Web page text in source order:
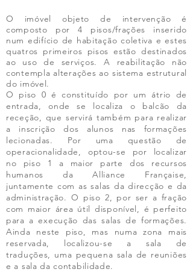
O imóvel objeto de intervenção é
composto por 4 pisos/frações inserido
num edifício de habitação coletiva e estes
quatros primeiros pisos estão destinados
ao uso de serviços. A reabilitação não
contempla alterações ao sistema estrutural
do imóvel.
O piso 0 é constituído por um átrio de
entrada, onde se localiza o balcão da
receção, que servirá também para realizar
a inscrição dos alunos nas formações
lecionadas. Por uma questão de
operacionalidade, optou-se por localizar
no piso 1 a maior parte dos recursos
humanos da Alliance Française,
juntamente com as salas da direcção e da
administração. O piso 2, por ser a fração
com maior área útil disponível, é perfeito
para a execução das salas de formações.
Ainda neste piso, mas numa zona mais
reservada, localizou-se a sala de
traduções, uma pequena sala de reuniões
e a sala da contabilidade.